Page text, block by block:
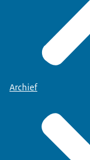
Archief